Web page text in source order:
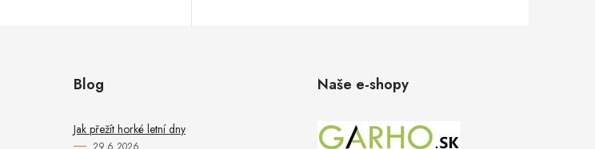
Blog
Jak přežít horké letní dny
Naše e-shopy